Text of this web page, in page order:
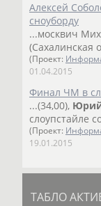
Алексей
сноуборду
...москвич
(Сахалинская
(Проект:
01.04.2015
Финал ЧМ в
...(34,00),
слоупстайле
(Проект:
19.01.2015
ТАБЛО
ЦАРИК